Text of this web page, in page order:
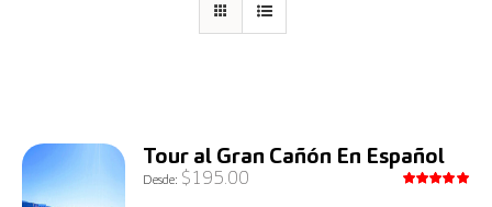
Tour al Gran Cañón En Español
Desde: $195.00